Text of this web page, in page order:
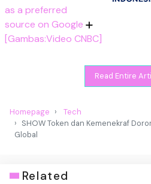
as a preferred
source on Google
[Gambas:Video CNBC]
Read Entire
Homepage
Tech
SHOW Token dan Kemenekraf
Global
Related